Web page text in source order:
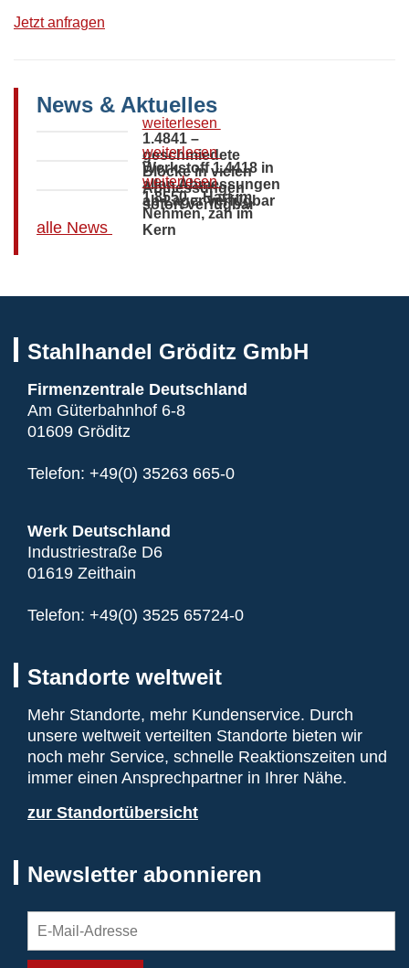
Jetzt anfragen
News & Aktuelles
1.4841 –
geschmiedete
Blöcke in vielen
Abmessungen
sofort verfügbar
weiterlesen
Werkstoff 1.4418 in
allen Abmessungen
ab Lager verfügbar
weiterlesen
1.8550 – Hart im
Nehmen, zäh im
Kern
weiterlesen
alle News
Stahlhandel Gröditz GmbH
Firmenzentrale Deutschland
Am Güterbahnhof 6-8
01609 Gröditz
Telefon: +49(0) 35263 665-0
Werk Deutschland
Industriestraße D6
01619 Zeithain
Telefon: +49(0) 3525 65724-0
Standorte weltweit
Mehr Standorte, mehr Kundenservice. Durch
unsere weltweit verteilten Standorte bieten wir
noch mehr Service, schnelle Reaktionszeiten und
immer einen Ansprechpartner in Ihrer Nähe.
zur Standortübersicht
Newsletter abonnieren